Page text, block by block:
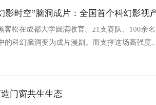
客松在成都大学圆满收官。21支赛队、100余
的科幻脑洞变为成片漫剧。而支撑这场高强度..
门窗共生生态